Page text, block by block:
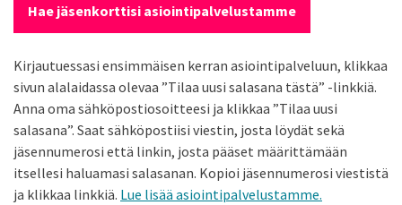
Hae jäsenkorttisi asiointipalvelustamme
Kirjautuessasi ensimmäisen kerran asiointipalveluun, klikkaa
sivun alalaidassa olevaa ”Tilaa uusi salasana tästä” -linkkiä.
Anna oma sähköpostiosoitteesi ja klikkaa ”Tilaa uusi
salasana”. Saat sähköpostiisi viestin, josta löydät sekä
jäsennumerosi että linkin, josta pääset määrittämään
itsellesi haluamasi salasanan. Kopioi jäsennumerosi viestistä
ja klikkaa linkkiä. Lue lisää asiointipalvelustamme.